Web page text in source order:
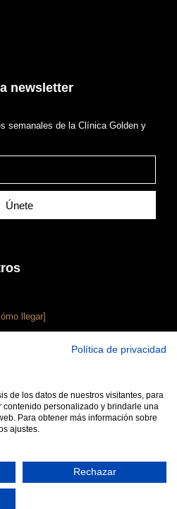
newsletter
semanales de la Clínica Golden y
Únete
llegar]
Política de privacidad
de los datos de nuestros visitantes, para
contenido personalizado y brindarle una
Para obtener más información sobre
ajustes.
Rechazar